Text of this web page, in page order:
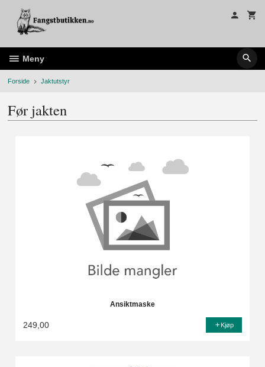
innholdet
Meny
Forside Jaktutstyr
Før jakten
Ansiktmaske
249,00 Kjøp